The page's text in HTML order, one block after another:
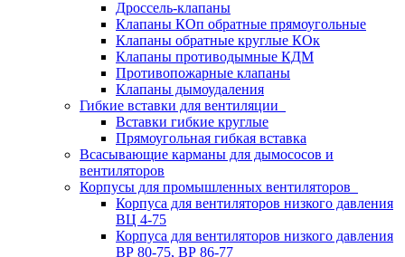
Дроссель-клапаны
Клапаны КОп обратные прямоугольные
Клапаны обратные круглые КОк
Клапаны противодымные КДМ
Противопожарные клапаны
Клапаны дымоудаления
Гибкие вставки для вентиляции
Вставки гибкие круглые
Прямоугольная гибкая вставка
Всасывающие карманы для дымососов и
вентиляторов
Корпусы для промышленных вентиляторов
Корпуса для вентиляторов низкого давления
ВЦ 4-75
Корпуса для вентиляторов низкого давления
ВР 80-75, ВР 86-77